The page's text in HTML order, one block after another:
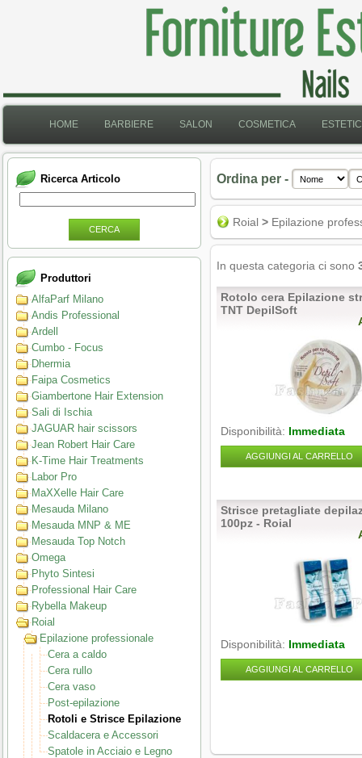
HOME BARBIERE SALON COSMETICA
Ricerca Articolo
CERCA
Produttori
AlfaParf Milano
Andis Professional
Ardell
Cumbo - Focus
Dhermia
Faipa Cosmetics
Giambertone Hair Extension
Sali di Ischia
JAGUAR hair scissors
Jean Robert Hair Care
K-Time Hair Treatments
Labor Pro
MaXXelle Hair Care
Mesauda Milano
Mesauda MNP & ME
Mesauda Top Notch
Omega
Phyto Sintesi
Professional Hair Care
Rybella Makeup
Roial
Epilazione professionale
Cera a caldo
Cera rullo
Cera vaso
Post-epilazione
Rotoli e Strisce Epilazione
Scaldacera e Accessori
Spatole in Acciaio e Legno
Ordina per -
Roial > Epilazione
In questa categoria ci sono
Rotolo cera Epilazione
TNT DepilSoft
Disponibilità: Immediata
AGGIUNGI AL CARRELLO
Strisce pretagliate
100pz - Roial
Disponibilità: Immediata
AGGIUNGI AL CARRELLO